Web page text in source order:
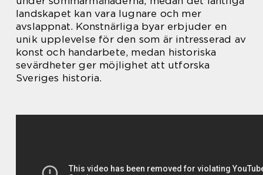
landskapet kan vara lugnare och mer
avslappnat. Konstnärliga byar erbjuder en
unik upplevelse för den som är intresserad av
konst och handarbete, medan historiska
sevärdheter ger möjlighet att utforska
Sveriges historia.